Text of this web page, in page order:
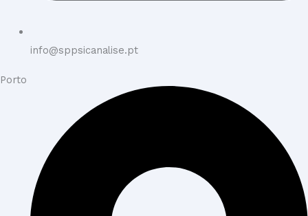
info@sppsicanalise.pt
Porto